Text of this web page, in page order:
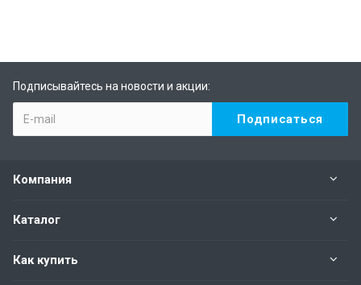
Подписывайтесь на новости и акции:
Компания
Каталог
Как купить